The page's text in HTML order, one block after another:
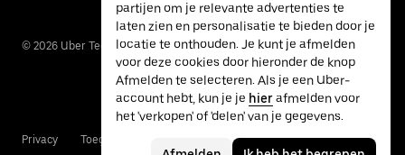
© 2026 Uber Technologies Inc.
Privacy Toegankelijkheid Voorwaarden
partijen om je relevante advertenties te
laten zien en personalisatie te bieden door je
locatie te onthouden. Je kunt je afmelden
voor deze cookies door hieronder de knop
Afmelden te selecteren. Als je een Uber-
account hebt, kun je je hierafmelden voor
het 'verkopen' of 'delen' van je gegevens.